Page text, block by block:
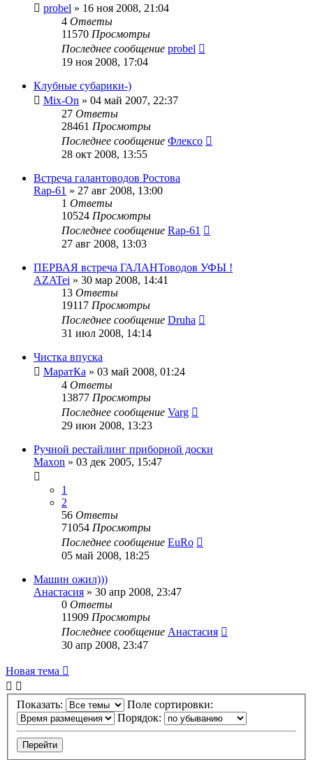
probel » 16 ноя 2008, 21:04
4 Ответы
11570 Просмотры
Последнее сообщение probel
19 ноя 2008, 17:04
Клубные субарики-)
Mix-On » 04 май 2007, 22:37
27 Ответы
28461 Просмотры
Последнее сообщение Флексо
28 окт 2008, 13:55
Встреча галантоводов Ростова
Rap-61 » 27 авг 2008, 13:00
1 Ответы
10524 Просмотры
Последнее сообщение Rap-61
27 авг 2008, 13:03
ПЕРВАЯ встреча ГАЛАНТоводов УФЫ !
AZATei » 30 мар 2008, 14:41
13 Ответы
19117 Просмотры
Последнее сообщение Druha
31 июл 2008, 14:14
Чистка впуска
МаратКа » 03 май 2008, 01:24
4 Ответы
13877 Просмотры
Последнее сообщение Varg
29 июн 2008, 13:23
Ручной рестайлинг приборной доски
Maxon » 03 дек 2005, 15:47
1
2
56 Ответы
71054 Просмотры
Последнее сообщение EuRo
05 май 2008, 18:25
Машин ожил)))
Анастасия » 30 апр 2008, 23:47
0 Ответы
11909 Просмотры
Последнее сообщение Анастасия
30 апр 2008, 23:47
Новая тема
Показать:
Поле сортировки:
Порядок: